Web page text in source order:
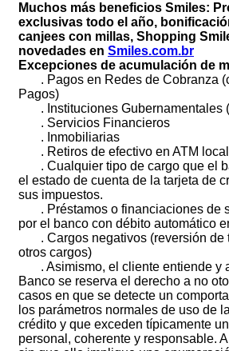
Muchos más beneficios Smiles:
exclusivas todo el año,
canjees con millas, Shopping
novedades en Smiles.com.br
Excepciones de acumulación de
. Pagos en Redes de Cobranza
Pagos)
. Instituciones Gubernamentales
. Servicios Financieros
. Inmobiliarias
. Retiros de efectivo en ATM
. Cualquier tipo de cargo que el
el estado de cuenta de la tarjeta de
sus impuestos.
. Préstamos o financiaciones de
por el banco con débito automático
. Cargos negativos (reversión de
otros cargos)
. Asimismo, el cliente entiende y
Banco se reserva el derecho a no
casos en que se detecte un
los parámetros normales de uso de
crédito y que exceden típicamente
personal, coherente y responsable.